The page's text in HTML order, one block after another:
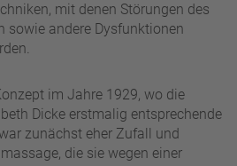
mit denen Störungen des
sowie andere Dysfunktionen
im Jahre 1929, wo die
Dicke erstmalig entsprechende
zunächst eher Zufall und
die sie wegen einer